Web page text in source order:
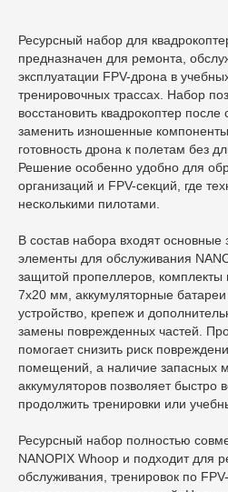
Ресурсный набор для
предназначен для ремонта,
эксплуатации FPV-дрона в
тренировочных трассах. Набор
восстановить квадрокоптер после
заменить изношенные
готовность дрона к полетам без
Решение особенно удобно для
организаций и FPV-секций, где
несколькими пилотами.
В состав набора входят
элементы для обслуживания
защитой пропеллеров,
7x20 мм, аккумуляторные
устройство, крепеж и
замены поврежденных частей.
помогает снизить риск
помещений, а наличие запасных
аккумуляторов позволяет быстро
продолжить тренировки или
Ресурсный набор полностью
NANOPIX Whoop и подходит для
обслуживания, тренировок по